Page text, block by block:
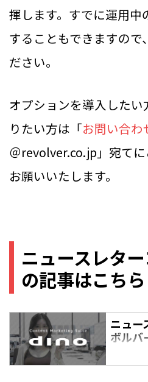
揮します。すでに運用中
することもできますので
ださい。
オプションを導入した
りたい方は「お問い合わ
＠revolver.co.jp」宛て
お願いいたします。
ニュースレタ
の記事はこちら
ニュー
ボルバ
ニュー